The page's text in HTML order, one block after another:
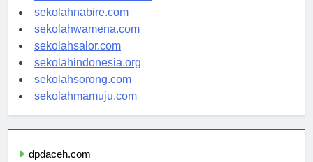
sekolahmanokwari.com
sekolahnabire.com
sekolahwamena.com
sekolahsalor.com
sekolahindonesia.org
sekolahsorong.com